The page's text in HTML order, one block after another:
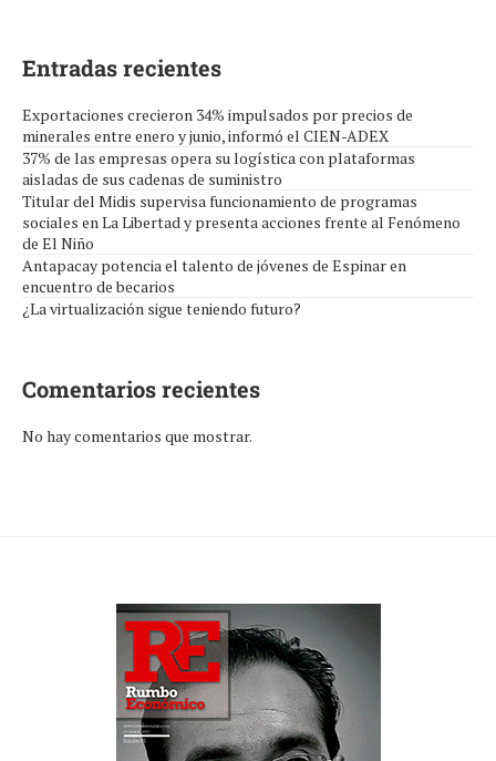
Entradas recientes
Exportaciones crecieron 34% impulsados por precios de
minerales entre enero y junio, informó el CIEN-ADEX
37% de las empresas opera su logística con plataformas
aisladas de sus cadenas de suministro
Titular del Midis supervisa funcionamiento de programas
sociales en La Libertad y presenta acciones frente al Fenómeno
de El Niño
Antapacay potencia el talento de jóvenes de Espinar en
encuentro de becarios
¿La virtualización sigue teniendo futuro?
Comentarios recientes
No hay comentarios que mostrar.